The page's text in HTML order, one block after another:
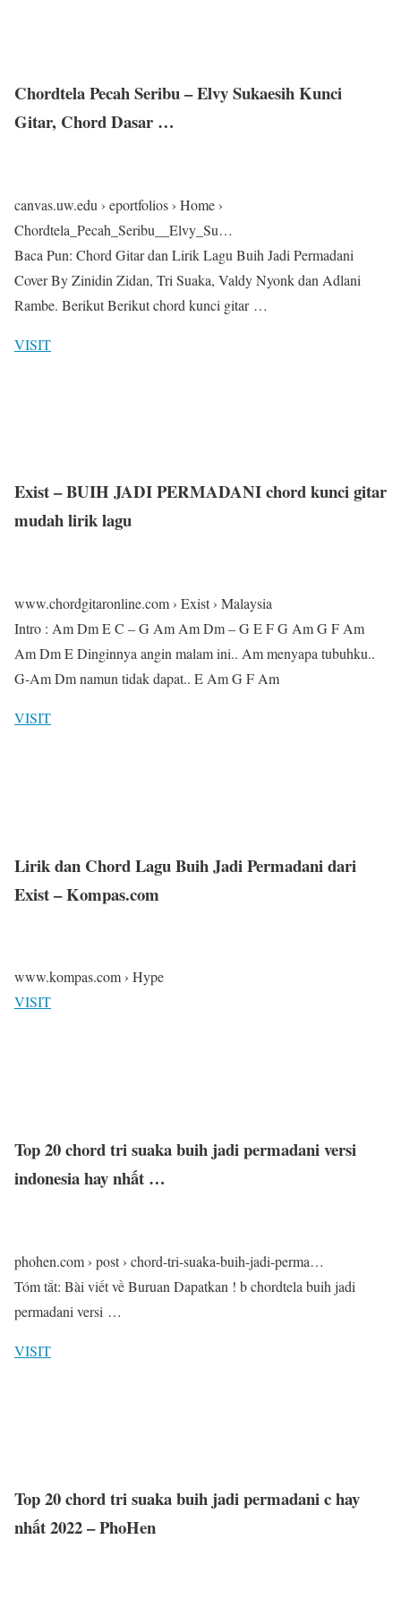
Chordtela Pecah Seribu – Elvy Sukaesih Kunci
Gitar, Chord Dasar …
canvas.uw.edu › eportfolios › Home ›
Chordtela_Pecah_Seribu__Elvy_Su…
Baca Pun: Chord Gitar dan Lirik Lagu Buih Jadi Permadani
Cover By Zinidin Zidan, Tri Suaka, Valdy Nyonk dan Adlani
Rambe. Berikut Berikut chord kunci gitar …
VISIT
Exist – BUIH JADI PERMADANI chord kunci gitar
mudah lirik lagu
www.chordgitaronline.com › Exist › Malaysia
Intro : Am Dm E C – G Am Am Dm – G E F G Am G F Am
Am Dm E Dinginnya angin malam ini.. Am menyapa tubuhku..
G-Am Dm namun tidak dapat.. E Am G F Am
VISIT
Lirik dan Chord Lagu Buih Jadi Permadani dari
Exist – Kompas.com
www.kompas.com › Hype
VISIT
Top 20 chord tri suaka buih jadi permadani versi
indonesia hay nhất …
phohen.com › post › chord-tri-suaka-buih-jadi-perma…
Tóm tắt: Bài viết về Buruan Dapatkan ! b chordtela buih jadi
permadani versi …
VISIT
Top 20 chord tri suaka buih jadi permadani c hay
nhất 2022 – PhoHen